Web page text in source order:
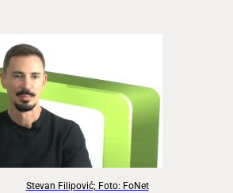
Stevan Filipović; Foto: FoNet